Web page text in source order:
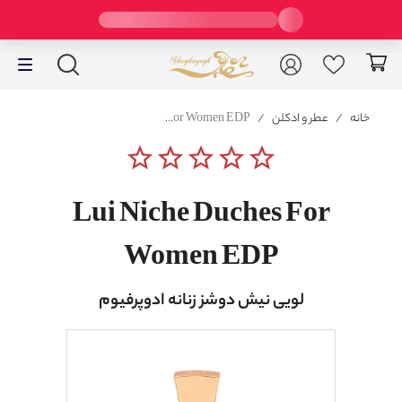
خانه / عطر و ادکلن /
Lui Niche Duches For Women EDP
star_borderstar_borderstar_borderstar_borderstar_border
Lui Niche Duches For
Women EDP
لویی نیش دوشز زنانه ادوپرفیوم